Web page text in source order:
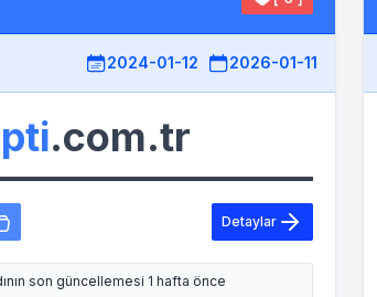
2024-01-12 2026-01-11
.com.tr
Detaylar
son güncellemesi 1 hafta önce